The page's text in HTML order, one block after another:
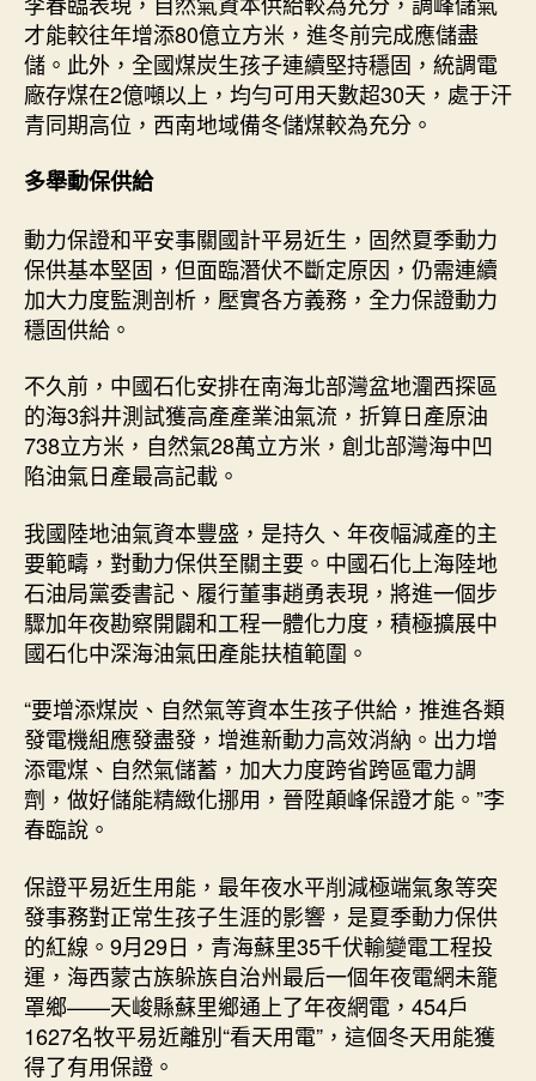
才能較往年增添80億立方米，進冬前完成應儲盡
儲。此外，全國煤炭生孩子連續堅持穩固，統調電
廠存煤在2億噸以上，均勻可用天數超30天，處于汗
青同期高位，西南地域備冬儲煤較為充分。
多舉動保供給
動力保證和平安事關國計平易近生，固然夏季動力
保供基本堅固，但面臨潛伏不斷定原因，仍需連續
加大力度監測剖析，壓實各方義務，全力保證動力
穩固供給。
不久前，中國石化安排在南海北部灣盆地潿西探區
的海3斜井測試獲高產產業油氣流，折算日產原油
738立方米，自然氣28萬立方米，創北部灣海中凹
陷油氣日產最高記載。
我國陸地油氣資本豐盛，是持久、年夜幅減產的主
要範疇，對動力保供至關主要。中國石化上海陸地
石油局黨委書記、履行董事趙勇表現，將進一個步
驟加年夜勘察開闢和工程一體化力度，積極擴展中
國石化中深海油氣田產能扶植範圍。
“要增添煤炭、自然氣等資本生孩子供給，推進各類
發電機組應發盡發，增進新動力高效消納。出力增
添電煤、自然氣儲蓄，加大力度跨省跨區電力調
劑，做好儲能精緻化挪用，晉陞顛峰保證才能。”李
春臨說。
保證平易近生用能，最年夜水平削減極端氣象等突
發事務對正常生孩子生涯的影響，是夏季動力保供
的紅線。9月29日，青海蘇里35千伏輸變電工程投
運，海西蒙古族躲族自治州最后一個年夜電網未籠
罩鄉——天峻縣蘇里鄉通上了年夜網電，454戶
1627名牧平易近離別“看天用電”，這個冬天用能獲
得了有用保證。